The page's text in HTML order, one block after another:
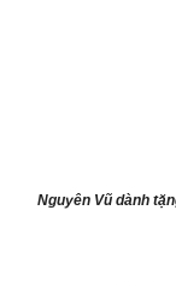
Nguyên Vũ dành